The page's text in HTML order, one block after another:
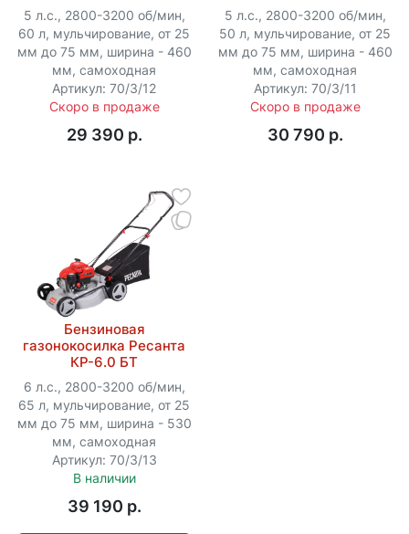
5 л.с., 2800-3200 об/мин,
60 л, мульчирование, от 25
мм до 75 мм, ширина - 460
мм, самоходная
Артикул: 70/3/12
Скоро в продаже
29 390 p.
5 л.с., 2800-3200 об/мин,
50 л, мульчирование, от 25
мм до 75 мм, ширина - 460
мм, самоходная
Артикул: 70/3/11
Скоро в продаже
30 790 p.
Бензиновая
газонокосилка Ресанта
КР-6.0 БТ
6 л.с., 2800-3200 об/мин,
65 л, мульчирование, от 25
мм до 75 мм, ширина - 530
мм, самоходная
Артикул: 70/3/13
В наличии
39 190 p.